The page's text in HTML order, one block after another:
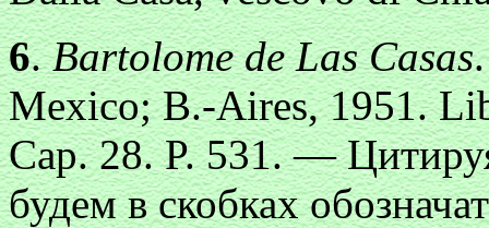
6.Bartolome de Las Casas
Mexico; B.-Aires, 1951.
Cap. 28. P. 531. —
будем в скобках